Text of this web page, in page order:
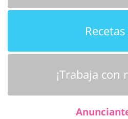
Recetas
¡Trabaja con